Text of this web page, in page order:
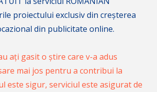
proiectului exclusiv din creșterea
din publicitate online.
ați gasit o știre care v-a adus
mai jos pentru a contribui la
este sigur, serviciul este asigurat de